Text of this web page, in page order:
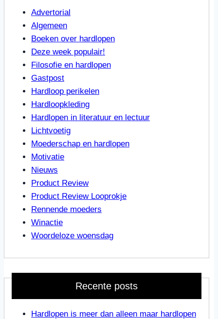
Advertorial
Algemeen
Boeken over hardlopen
Deze week populair!
Filosofie en hardlopen
Gastpost
Hardloop perikelen
Hardloopkleding
Hardlopen in literatuur en lectuur
Lichtvoetig
Moederschap en hardlopen
Motivatie
Nieuws
Product Review
Product Review Looprokje
Rennende moeders
Winactie
Woordeloze woensdag
Recente posts
Hardlopen is meer dan alleen maar hardlopen